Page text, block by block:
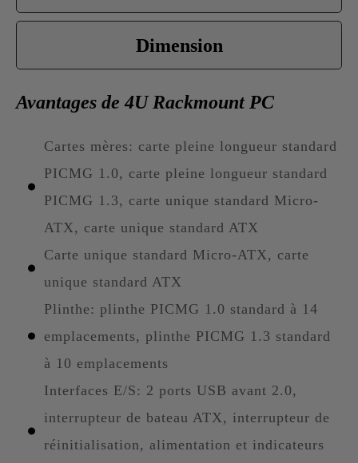
Dimension
Avantages de 4U Rackmount PC
Cartes mères: carte pleine longueur standard
PICMG 1.0, carte pleine longueur standard
PICMG 1.3, carte unique standard Micro-
ATX, carte unique standard ATX
Carte unique standard Micro-ATX, carte
unique standard ATX
Plinthe: plinthe PICMG 1.0 standard à 14
emplacements, plinthe PICMG 1.3 standard
à 10 emplacements
Interfaces E/S: 2 ports USB avant 2.0,
interrupteur de bateau ATX, interrupteur de
réinitialisation, alimentation et indicateurs